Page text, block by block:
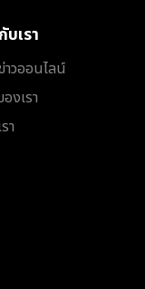
บเรา
วออนไลน์
งเรา
า